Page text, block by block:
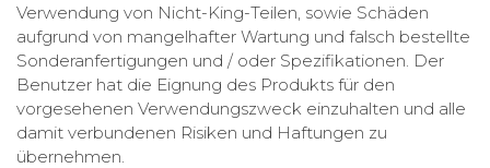
Verwendung von Nicht-King-Teilen, sowie Schäden
aufgrund von mangelhafter Wartung und falsch bestellte
Sonderanfertigungen und / oder Spezifikationen. Der
Benutzer hat die Eignung des Produkts für den
vorgesehenen Verwendungszweck einzuhalten und alle
damit verbundenen Risiken und Haftungen zu
übernehmen.